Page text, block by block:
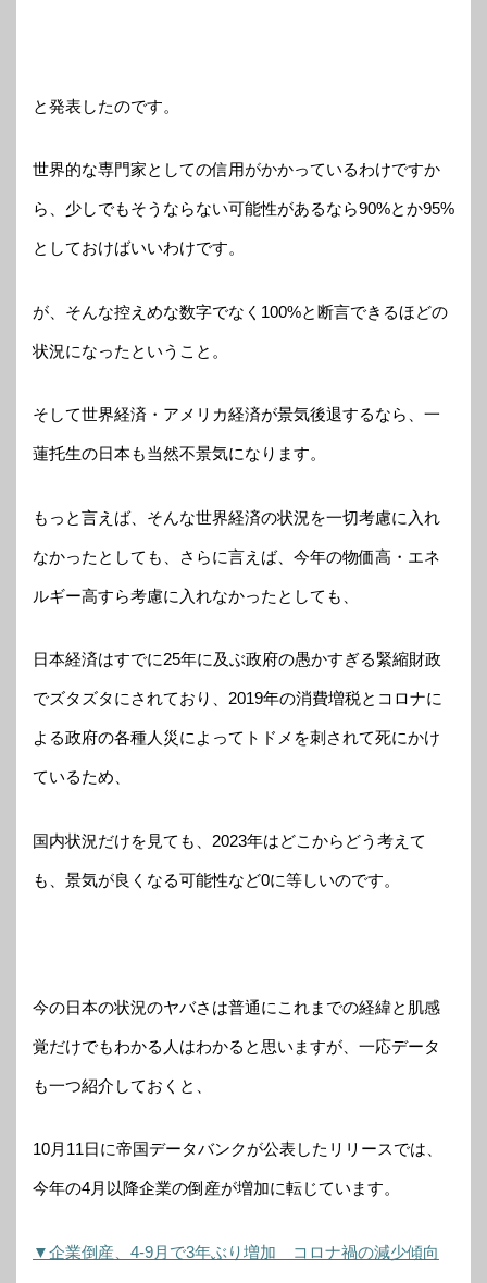
と発表したのです。
世界的な専門家としての信用がかかっているわけですか
ら、少しでもそうならない可能性があるなら90%とか95%
としておけばいいわけです。
が、そんな控えめな数字でなく100%と断言できるほどの
状況になったということ。
そして世界経済・アメリカ経済が景気後退するなら、一
蓮托生の日本も当然不景気になります。
もっと言えば、そんな世界経済の状況を一切考慮に入れ
なかったとしても、さらに言えば、今年の物価高・エネ
ルギー高すら考慮に入れなかったとしても、
日本経済はすでに25年に及ぶ政府の愚かすぎる緊縮財政
でズタズタにされており、2019年の消費増税とコロナに
よる政府の各種人災によってトドメを刺されて死にかけ
ているため、
国内状況だけを見ても、2023年はどこからどう考えて
も、景気が良くなる可能性など0に等しいのです。
今の日本の状況のヤバさは普通にこれまでの経緯と肌感
覚だけでもわかる人はわかると思いますが、一応データ
も一つ紹介しておくと、
10月11日に帝国データバンクが公表したリリースでは、
今年の4月以降企業の倒産が増加に転じています。
▼企業倒産、4-9月で3年ぶり増加 コロナ禍の減少傾向